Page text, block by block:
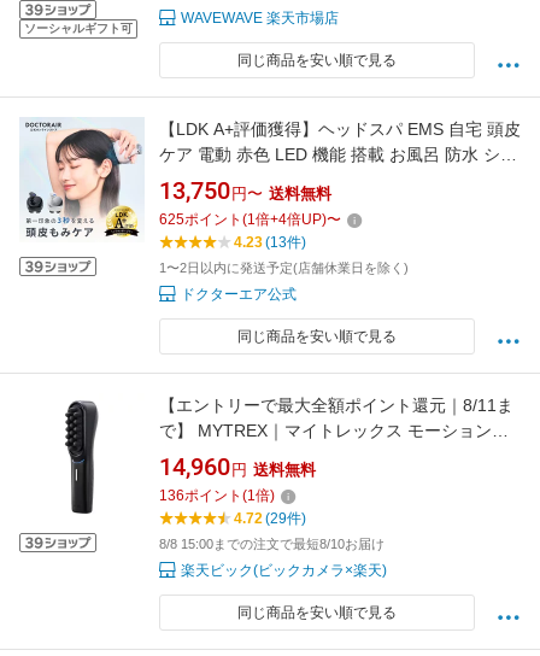
ソーシャルギフト可
WAVEWAVE 楽天市場店
同じ商品を安い順で見る
【LDK A+評価獲得】ヘッドスパ EMS 自宅 頭皮
ケア 電動 赤色 LED 機能 搭載 お風呂 防水 シャ
ンプー リフトケア スカルプ 美容 頭 顔 首 脳疲
労 リフレッシュ リラックス セルフケア エステ
体験 ギフト プレゼント | ドクターエア EMSス
カルプスパ BSC-01
13,750 円〜 送料無料
625ポイント (1倍+4倍UP)〜
4.23(13件)
1〜2日以内に発送予定(店舗休業日を除く)
ドクターエア公式
同じ商品を安い順で見る
【エントリーで最大全額ポイント還元｜8/11ま
で】 MYTREX｜マイトレックス モーションブ
ラシ VIDO ビドー MT-VD22B
14,960 円 送料無料
136ポイント (1倍)
4.72(29件)
8/8 15:00までの注文で最短8/10お届け
楽天ビック(ビックカメラ×楽天)
同じ商品を安い順で見る